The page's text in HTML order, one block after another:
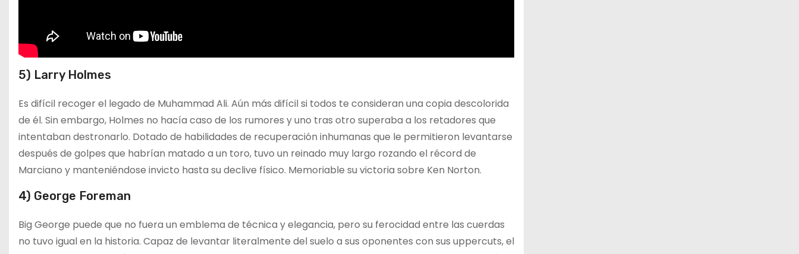
5) Larry Holmes
Es difícil recoger el legado de Muhammad Ali. Aún más difícil si todos te consideran una copia descolorida
de él. Sin embargo, Holmes no hacía caso de los rumores y uno tras otro superaba a los retadores que
intentaban destronarlo. Dotado de habilidades de recuperación inhumanas que le permitieron levantarse
después de golpes que habrían matado a un toro, tuvo un reinado muy largo rozando el récord de
Marciano y manteniéndose invicto hasta su declive físico. Memoriable su victoria sobre Ken Norton.
4) George Foreman
Big George puede que no fuera un emblema de técnica y elegancia, pero su ferocidad entre las cuerdas
no tuvo igual en la historia. Capaz de levantar literalmente del suelo a sus oponentes con sus uppercuts, el